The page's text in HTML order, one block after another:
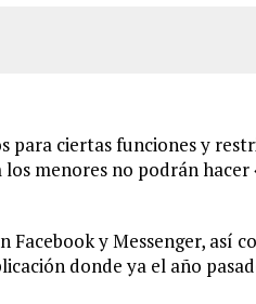
ciertas funciones y
menores no podrán hacer
Facebook y Messenger, así
donde ya el año